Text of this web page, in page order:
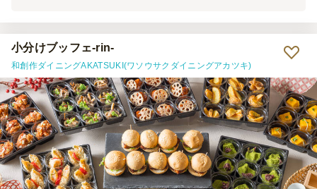
小分けブッフェ-rin-
和創作ダイニングAKATSUKI(ワソウサクダイニングアカツキ)